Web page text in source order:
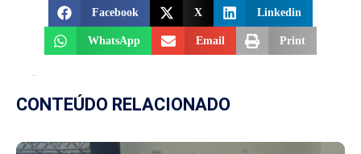
Facebook X Linkedin
WhatsApp Email Print
CONTEÚDO RELACIONADO